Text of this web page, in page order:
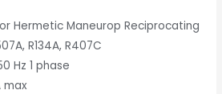
Hermetic Maneurop Reciprocating
R134A, R407C
Hz 1 phase
max